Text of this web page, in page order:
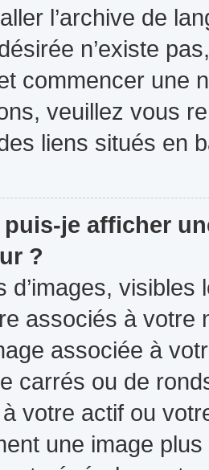
l’archive de
n’existe
commencer une
veuillez vous
liens situés en
je afficher
?
d’images,
associés à votre
associée à
carrés ou de
votre actif ou
une image